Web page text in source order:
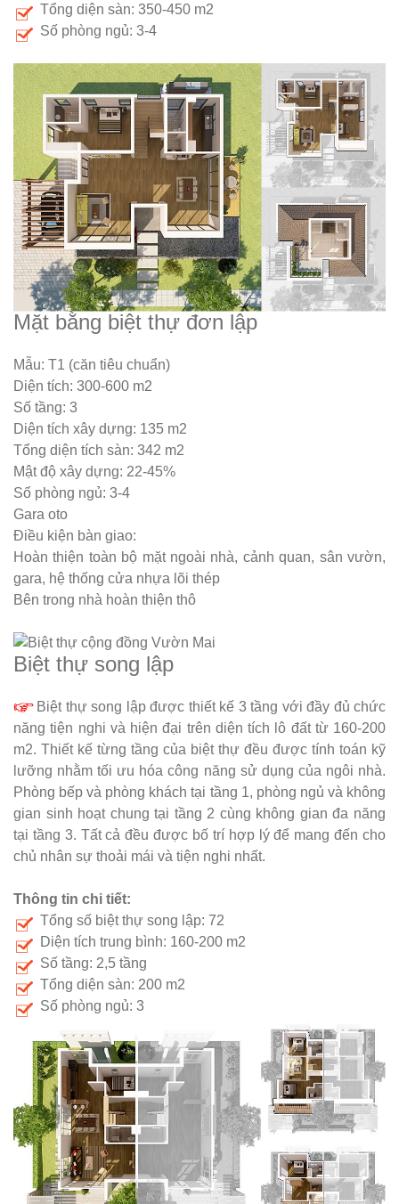
Tổng diện sàn: 350-450 m2
Số phòng ngủ: 3-4
Mặt bằng biệt thự đơn lập
Mẫu: T1 (căn tiêu chuẩn)
Diện tích: 300-600 m2
Số tầng: 3
Diện tích xây dựng: 135 m2
Tổng diện tích sàn: 342 m2
Mật độ xây dựng: 22-45%
Số phòng ngủ: 3-4
Gara oto
Điều kiện bàn giao:
Hoàn thiện toàn bộ mặt ngoài nhà, cảnh quan, sân vườn,
gara, hệ thống cửa nhựa lõi thép
Bên trong nhà hoàn thiện thô
Biệt thự song lập
Biệt thự song lập được thiết kế 3 tầng với đầy đủ chức
năng tiện nghi và hiện đại trên diện tích lô đất từ 160-200
m2. Thiết kế từng tầng của biệt thự đều được tính toán kỹ
lưỡng nhằm tối ưu hóa công năng sử dụng của ngôi nhà.
Phòng bếp và phòng khách tại tầng 1, phòng ngủ và không
gian sinh hoạt chung tại tầng 2 cùng không gian đa năng
tại tầng 3. Tất cả đều được bố trí hợp lý để mang đến cho
chủ nhân sự thoải mái và tiện nghi nhất.
Thông tin chi tiết:
Tổng số biệt thự song lập: 72
Diện tích trung bình: 160-200 m2
Số tầng: 2,5 tầng
Tổng diện sàn: 200 m2
Số phòng ngủ: 3